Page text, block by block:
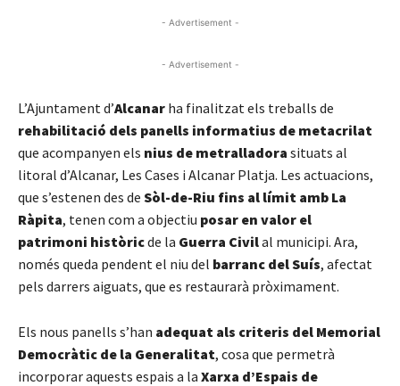
- Advertisement -
- Advertisement -
L’Ajuntament d’Alcanar ha finalitzat els treballs de
rehabilitació dels panells informatius de metacrilat
que acompanyen els nius de metralladora situats al
litoral d’Alcanar, Les Cases i Alcanar Platja. Les actuacions,
que s’estenen des de Sòl-de-Riu fins al límit amb La
Ràpita, tenen com a objectiu posar en valor el
patrimoni històricde la Guerra Civilal municipi. Ara,
només queda pendent el niu del barranc del Suís, afectat
pels darrers aiguats, que es restaurarà pròximament.
Els nous panells s’han adequat als criteris del Memorial
Democràtic de la Generalitat, cosa que permetrà
incorporar aquests espais a la Xarxa d’Espais de